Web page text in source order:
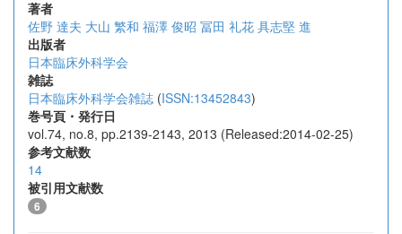
著者
佐野 達夫 大山 繁和 福澤 俊昭 冨田 礼花 具志堅 進
出版者
日本臨床外科学会
雑誌
日本臨床外科学会雑誌 (ISSN:13452843)
巻号頁・発行日
vol.74, no.8, pp.2139-2143, 2013 (Released:2014-02-25)
参考文献数
14
被引用文献数
6